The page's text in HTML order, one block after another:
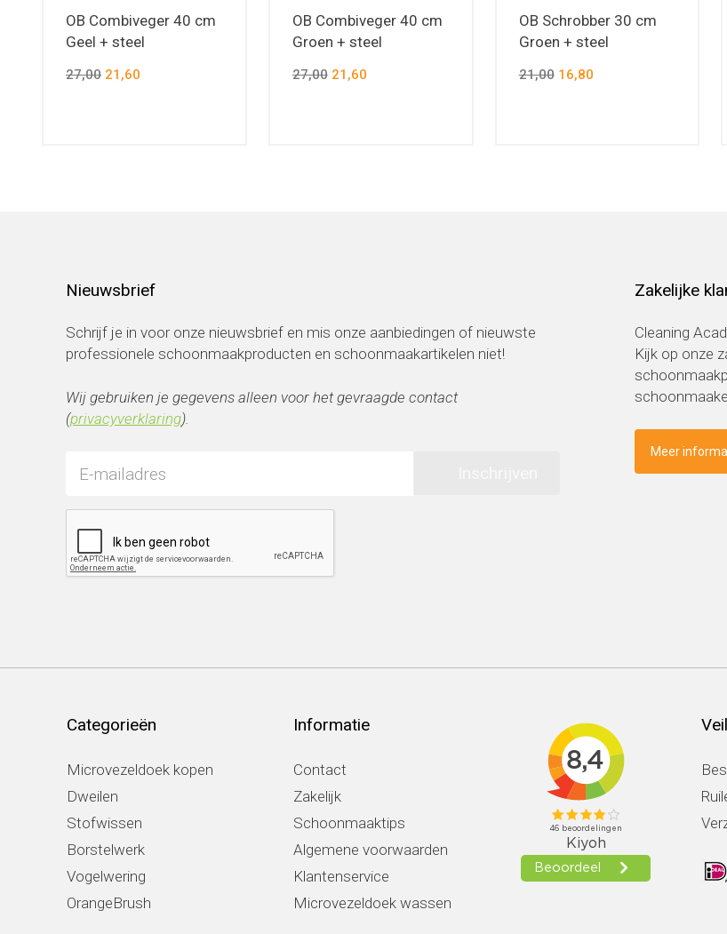
OB Combiveger 40 cm
Geel + steel
27,00 21,60
OB Combiveger 40 cm
Groen + steel
27,0021,60
OB Schrobber 30 cm
Groen + steel
21,0016,80
Nieuwsbrief
Schrijf je in voor onze nieuwsbrief en mis onze aanbiedingen of nieuwste
professionele schoonmaakproducten en schoonmaakartikelen niet!
Wij gebruiken je gegevens alleen voor het gevraagde contact
(privacyverklaring).
Zakelijke
Cleaning
Kijk op onze
Meer
Categorieën
Microvezeldoek kopen
Dweilen
Stofwissen
Borstelwerk
Vogelwering
OrangeBrush
Informatie
Contact
Zakelijk
Schoonmaaktips
Algemene voorwaarden
Klantenservice
Microvezeldoek wassen